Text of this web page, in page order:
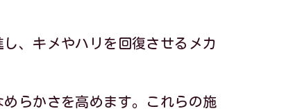
、キメやハリを回復させるメカ
らかさを高めます。これらの施